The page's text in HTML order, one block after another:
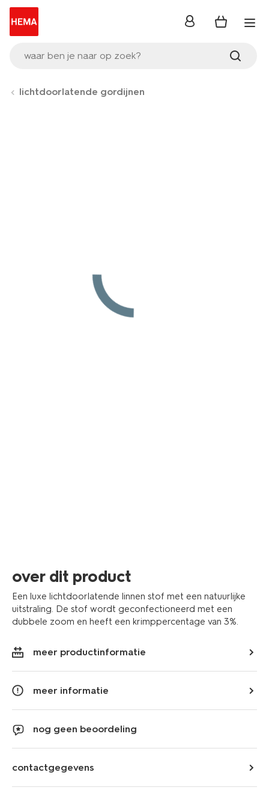
waar ben je naar op zoek?
inloggen
lichtdoorlatende gordijnen
over dit product
Een luxe lichtdoorlatende linnen stof met een natuurlijke
uitstraling. De stof wordt geconfectioneerd met een
dubbele zoom en heeft een krimppercentage van 3%.
meer productinformatie
meer informatie
nog geen beoordeling
contactgegevens